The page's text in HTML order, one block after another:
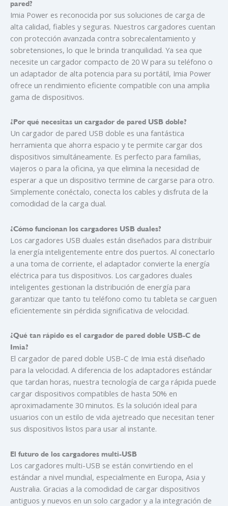
pared?
Imia Power es reconocida por sus soluciones de carga de
alta calidad, fiables y seguras. Nuestros cargadores cuentan
con protección avanzada contra sobrecalentamiento y
sobretensiones, lo que le brinda tranquilidad. Ya sea que
necesite un cargador compacto de 20 W para su teléfono o
un adaptador de alta potencia para su portátil, Imia Power
ofrece un rendimiento eficiente compatible con una amplia
gama de dispositivos.
¿Por qué necesitas un cargador de pared USB doble?
Un cargador de pared USB doble es una fantástica
herramienta que ahorra espacio y te permite cargar dos
dispositivos simultáneamente. Es perfecto para familias,
viajeros o para la oficina, ya que elimina la necesidad de
esperar a que un dispositivo termine de cargarse para otro.
Simplemente conéctalo, conecta los cables y disfruta de la
comodidad de la carga dual.
¿Cómo funcionan los cargadores USB duales?
Los cargadores USB duales están diseñados para distribuir
la energía inteligentemente entre dos puertos. Al conectarlo
a una toma de corriente, el adaptador convierte la energía
eléctrica para tus dispositivos. Los cargadores duales
inteligentes gestionan la distribución de energía para
garantizar que tanto tu teléfono como tu tableta se carguen
eficientemente sin pérdida significativa de velocidad.
¿Qué tan rápido es el cargador de pared doble USB-C de
Imia?
El cargador de pared doble USB-C de Imia está diseñado
para la velocidad. A diferencia de los adaptadores estándar
que tardan horas, nuestra tecnología de carga rápida puede
cargar dispositivos compatibles de hasta 50% en
aproximadamente 30 minutos. Es la solución ideal para
usuarios con un estilo de vida ajetreado que necesitan tener
sus dispositivos listos para usar al instante.
El futuro de los cargadores multi-USB
Los cargadores multi-USB se están convirtiendo en el
estándar a nivel mundial, especialmente en Europa, Asia y
Australia. Gracias a la comodidad de cargar dispositivos
antiguos y nuevos en un solo cargador y a la integración de